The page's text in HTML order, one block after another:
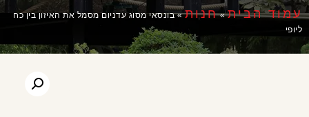
עמוד הבית»חנות»בונסאי מסוג עדניום מסמל את האיזון בין כח
ליופי